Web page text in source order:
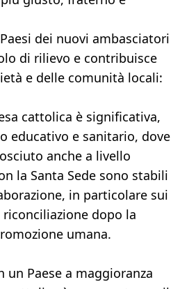
dei nuovi ambasciatori
di rilievo e contribuisce
e delle comunità locali:
cattolica è significativa,
educativo e sanitario, dove
anche a livello
la Santa Sede sono stabili
in particolare sui
dopo la
umana.
un Paese a maggioranza